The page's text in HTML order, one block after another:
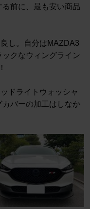
前に、最も安い商品
し。自分はMAZDA3
クなウィングライン
ドライトウォッシャ
バーの加工はしなか